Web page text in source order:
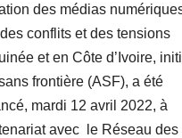
des médias
conflits et des tensions
et en Côte d’Ivoire,
frontière (ASF), a été
mardi 12 avril 2022, à
avec le Réseau des